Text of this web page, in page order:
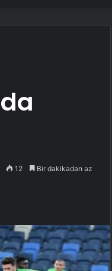
12 Bir dakikadan az